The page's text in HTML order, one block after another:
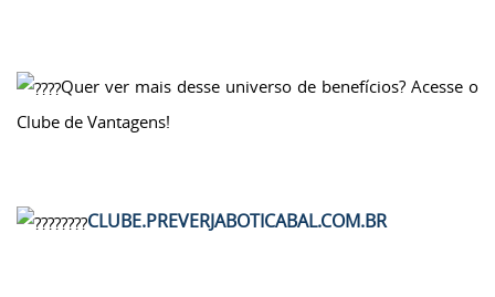
Quer ver mais desse universo de benefícios? Acesse o
Clube de Vantagens!
CLUBE.PREVERJABOTICABAL.COM.BR